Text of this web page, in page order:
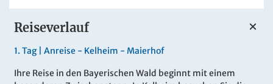
Reiseverlauf
1. Tag | Anreise - Kelheim - Maierhof
Ihre Reise in den Bayerischen Wald beginnt mit einem